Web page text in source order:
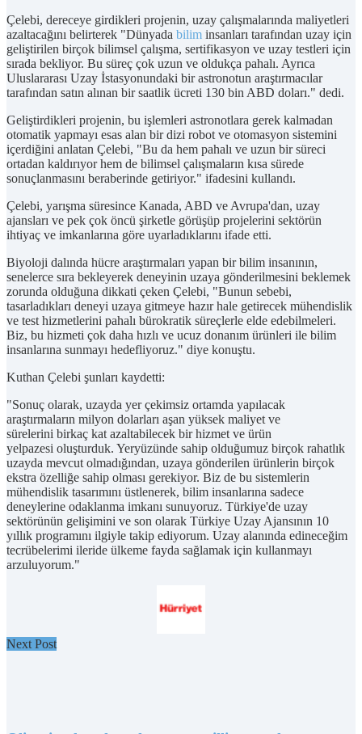
Çelebi, dereceye girdikleri projenin, uzay çalışmalarında maliyetleri
azaltacağını belirterek "Dünyada bilim insanları tarafından uzay için
geliştirilen birçok bilimsel çalışma, sertifikasyon ve uzay testleri için
sırada bekliyor. Bu süreç çok uzun ve oldukça pahalı. Ayrıca
Uluslararası Uzay İstasyonundaki bir astronotun araştırmacılar
tarafından satın alınan bir saatlik ücreti 130 bin ABD doları." dedi.
Geliştirdikleri projenin, bu işlemleri astronotlara gerek kalmadan
otomatik yapmayı esas alan bir dizi robot ve otomasyon sistemini
içerdiğini anlatan Çelebi, "Bu da hem pahalı ve uzun bir süreci
ortadan kaldırıyor hem de bilimsel çalışmaların kısa sürede
sonuçlanmasını beraberinde getiriyor." ifadesini kullandı.
Çelebi, yarışma süresince Kanada, ABD ve Avrupa'dan, uzay
ajansları ve pek çok öncü şirketle görüşüp projelerini sektörün
ihtiyaç ve imkanlarına göre uyarladıklarını ifade etti.
Biyoloji dalında hücre araştırmaları yapan bir bilim insanının,
senelerce sıra bekleyerek deneyinin uzaya gönderilmesini beklemek
zorunda olduğuna dikkati çeken Çelebi, "Bunun sebebi,
tasarladıkları deneyi uzaya gitmeye hazır hale getirecek mühendislik
ve test hizmetlerini pahalı bürokratik süreçlerle elde edebilmeleri.
Biz, bu hizmeti çok daha hızlı ve ucuz donanım ürünleri ile bilim
insanlarına sunmayı hedefliyoruz." diye konuştu.
Kuthan Çelebi şunları kaydetti:
"Sonuç olarak, uzayda yer çekimsiz ortamda yapılacak
araştırmaların milyon dolarları aşan yüksek maliyet ve
sürelerini birkaç kat azaltabilecek bir hizmet ve ürün
yelpazesi oluşturduk. Yeryüzünde sahip olduğumuz birçok rahatlık
uzayda mevcut olmadığından, uzaya gönderilen ürünlerin birçok
ekstra özelliğe sahip olması gerekiyor. Biz de bu sistemlerin
mühendislik tasarımını üstlenerek, bilim insanlarına sadece
deneylerine odaklanma imkanı sunuyoruz. Türkiye'de uzay
sektörünün gelişimini ve son olarak Türkiye Uzay Ajansının 10
yıllık programını ilgiyle takip ediyorum. Uzay alanında edineceğim
tecrübelerimi ileride ülkeme fayda sağlamak için kullanmayı
arzuluyorum."
Next Post